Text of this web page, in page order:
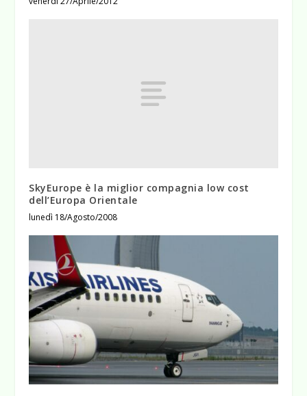
SkyEurope è la miglior compagnia low cost
dell’Europa Orientale
lunedì 18/Agosto/2008